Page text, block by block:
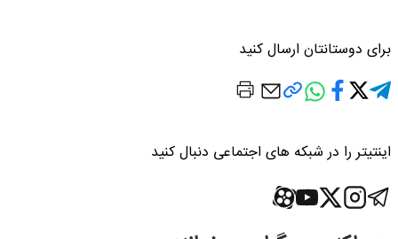
برای دوستانتان ارسال کنید
اینتیتر را در شبکه های اجتماعی دنبال کنید